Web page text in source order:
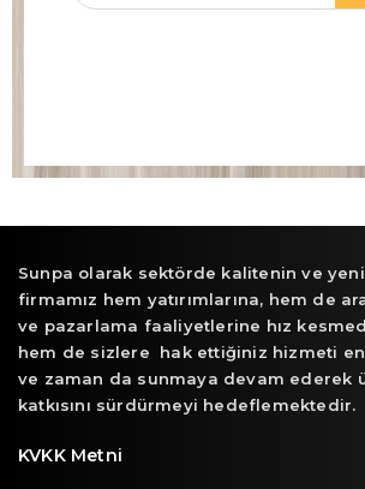
Sunpa olarak sektörde kalitenin ve
firmamız hem yatırımlarına, hem de
ve pazarlama faaliyetlerine hız
hem de sizlere hak ettiğiniz hizmeti
ve zaman da sunmaya devam ederek
katkısını sürdürmeyi hedeflemektedir.
KVKK Metni